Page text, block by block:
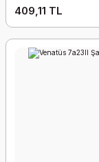
409,11 TL